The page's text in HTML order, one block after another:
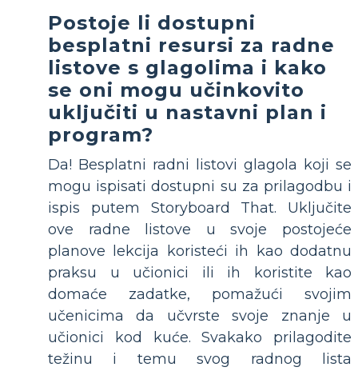
Postoje li dostupni
besplatni resursi za radne
listove s glagolima i kako
se oni mogu učinkovito
uključiti u nastavni plan i
program?
Da! Besplatni radni listovi glagola koji se
mogu ispisati dostupni su za prilagodbu i
ispis putem Storyboard That. Uključite
ove radne listove u svoje postojeće
planove lekcija koristeći ih kao dodatnu
praksu u učionici ili ih koristite kao
domaće zadatke, pomažući svojim
učenicima da učvrste svoje znanje u
učionici kod kuće. Svakako prilagodite
težinu i temu svog radnog lista